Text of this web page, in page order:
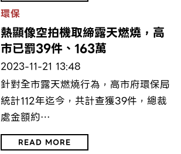
環保
熱顯像空拍機取締露天燃燒，高
市已罰39件、163萬
2023-11-21 13:48
針對全市露天燃燒行為，高市府環保局
統計112年迄今，共計查獲39件，總裁
處金額約…
READ MORE